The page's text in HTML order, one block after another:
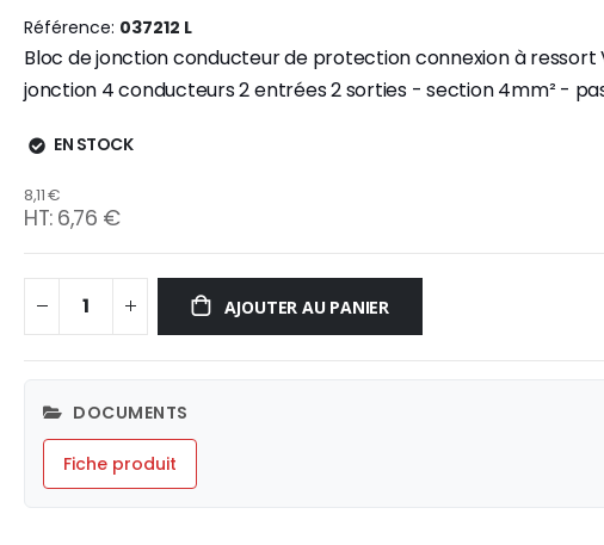
of
the
images
of
the
images
Référence 037212 L
Bloc de jonction conducteur de protection connexion à ressort
jonction 4 conducteurs 2 entrées 2 sorties - section 4mm² -
EN STOCK
8,11 €
6,76 €
AJOUTER AU PANIER
DOCUMENTS
Fiche produit